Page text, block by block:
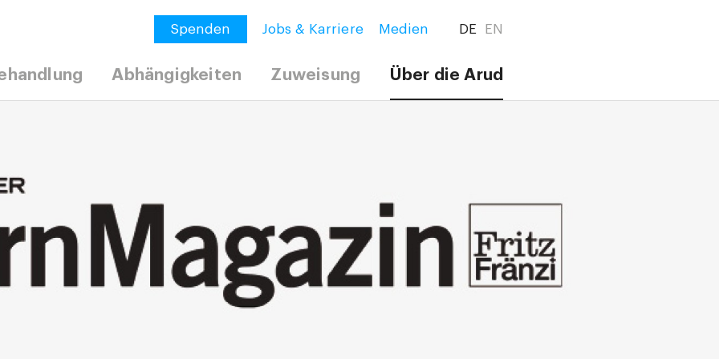
Spenden Jobs & Karriere Medien DE EN
Abhängigkeiten Zuweisung Über die Arud